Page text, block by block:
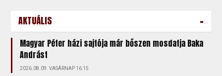
AKTUÁLIS -
Magyar Péter házi sajtója már bőszen mosdatja Baka
Andrást
2026.08.09. VASÁRNAP 16:15